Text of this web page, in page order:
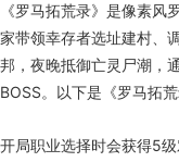
《罗马拓荒录》是像素
家带领幸存者选址建村、
邦，夜晚抵御亡灵尸潮，
BOSS。以下是《罗马拓
开局职业选择时会获得5